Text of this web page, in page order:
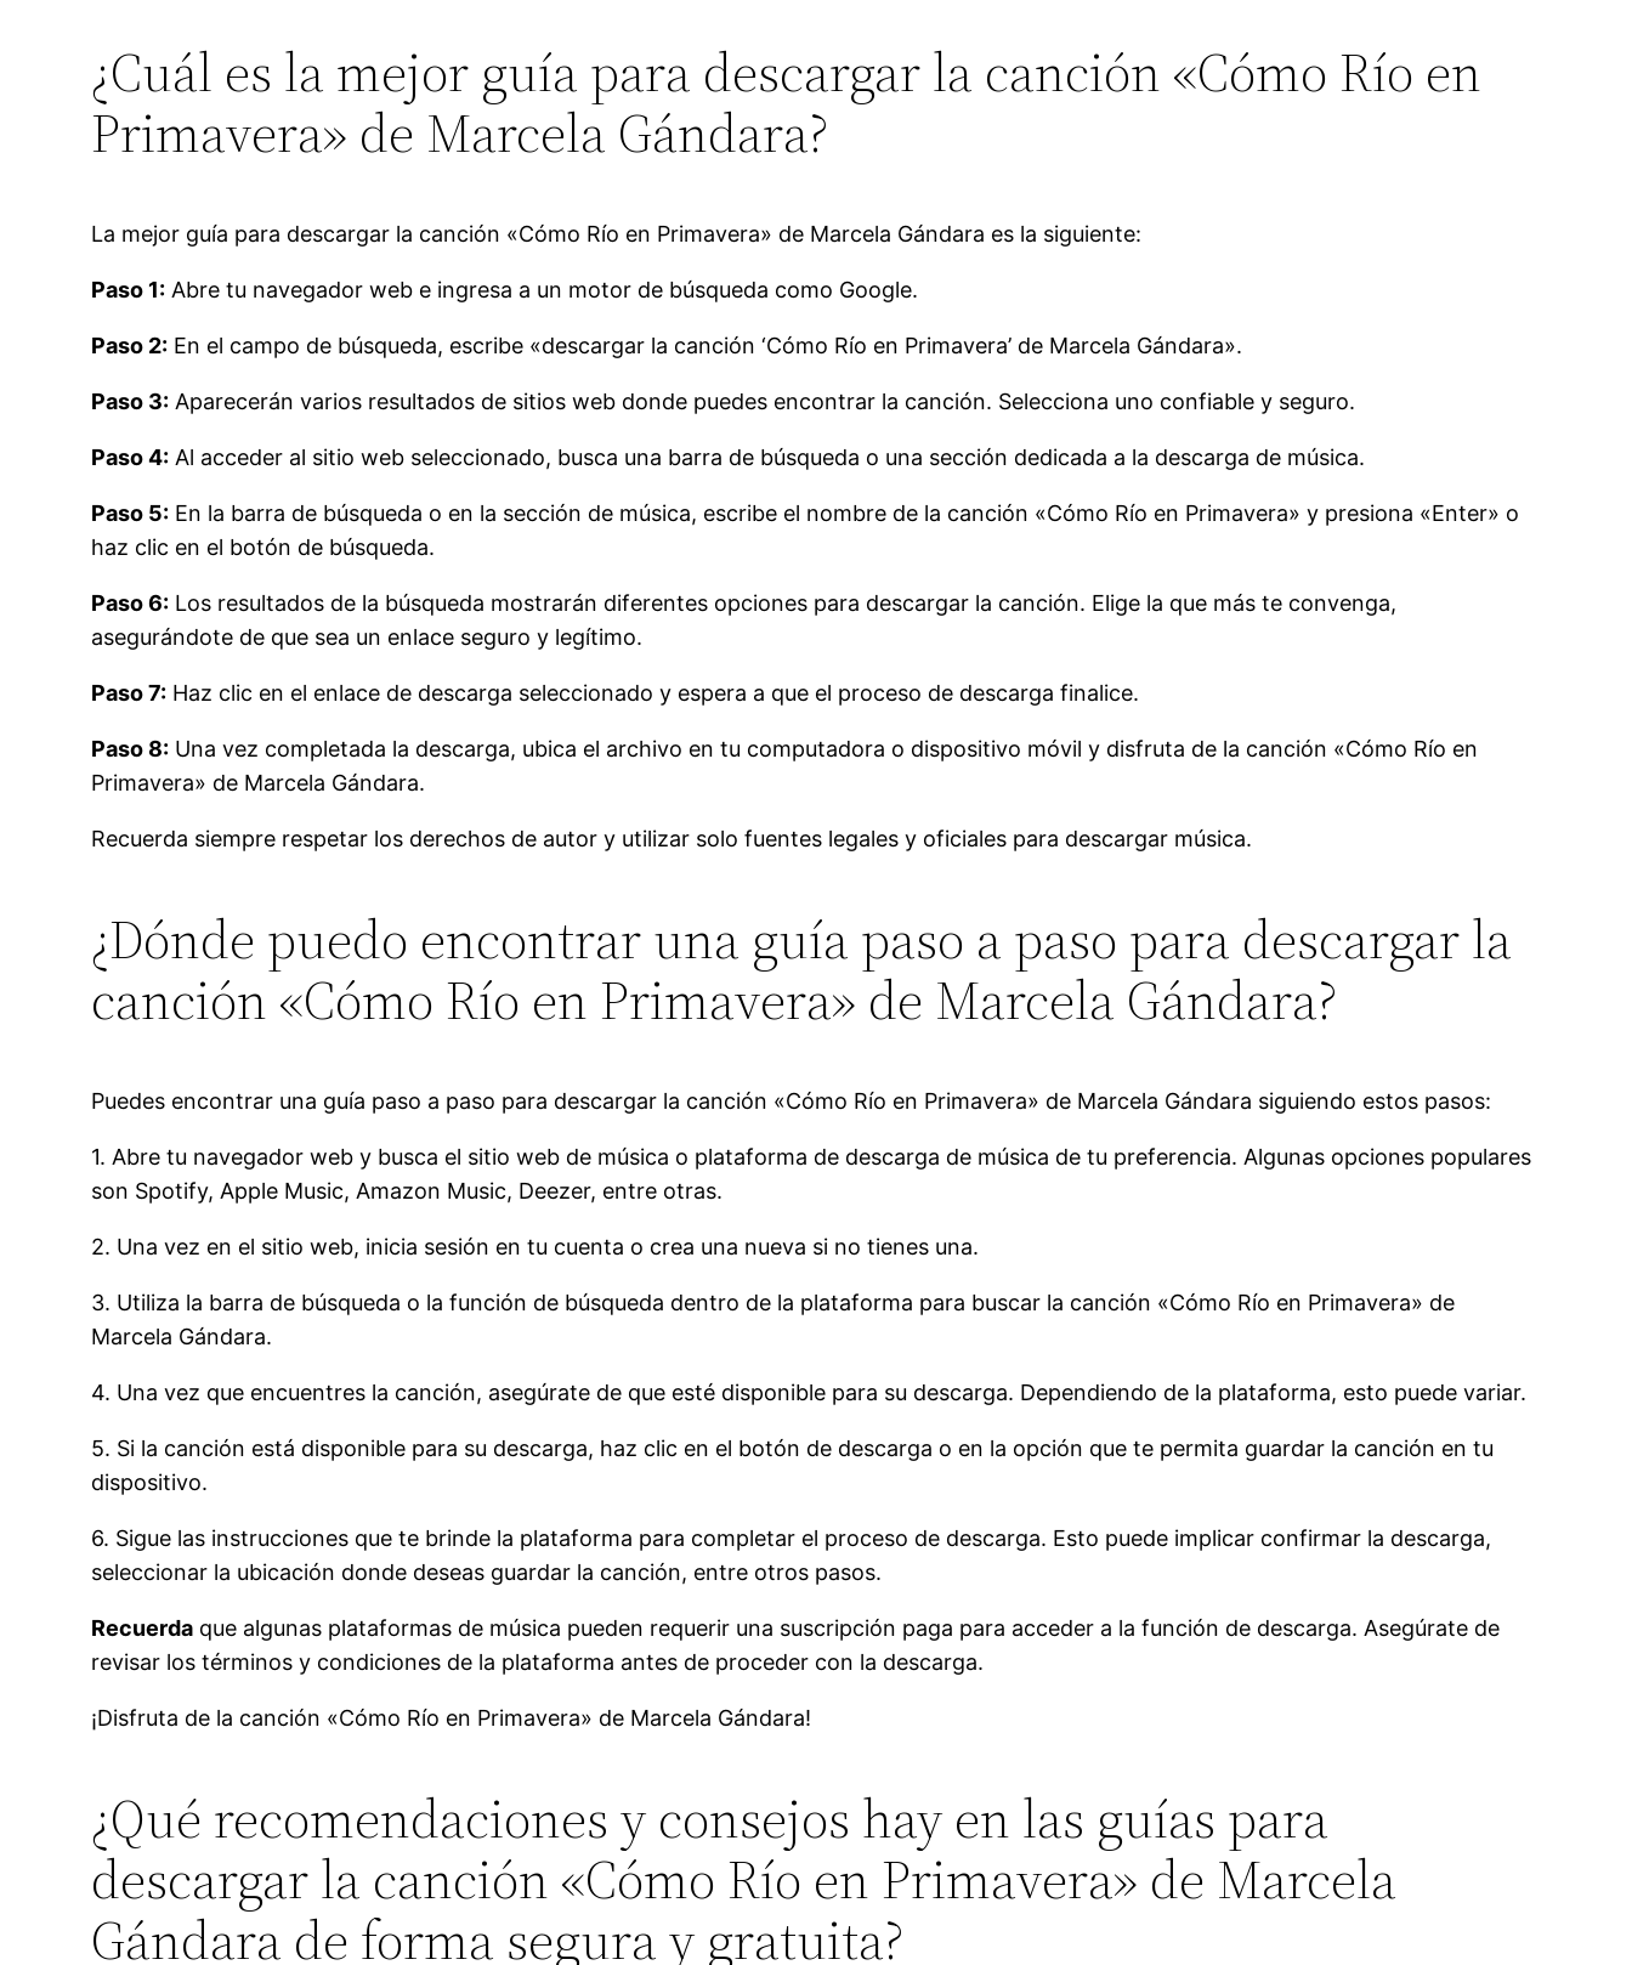
¿Cuál es la mejor guía para descargar la canción «Cómo Río en
Primavera» de Marcela Gándara?
La mejor guía para descargar la canción «Cómo Río en Primavera» de Marcela Gándara es la siguiente:
Paso 1: Abre tu navegador web e ingresa a un motor de búsqueda como Google.
Paso 2: En el campo de búsqueda, escribe «descargar la canción ‘Cómo Río en Primavera’ de Marcela Gándara».
Paso 3: Aparecerán varios resultados de sitios web donde puedes encontrar la canción. Selecciona uno confiable y seguro.
Paso 4: Al acceder al sitio web seleccionado, busca una barra de búsqueda o una sección dedicada a la descarga de música.
Paso 5: En la barra de búsqueda o en la sección de música, escribe el nombre de la canción «Cómo Río en Primavera» y presiona «Enter» o
haz clic en el botón de búsqueda.
Paso 6: Los resultados de la búsqueda mostrarán diferentes opciones para descargar la canción. Elige la que más te convenga,
asegurándote de que sea un enlace seguro y legítimo.
Paso 7: Haz clic en el enlace de descarga seleccionado y espera a que el proceso de descarga finalice.
Paso 8: Una vez completada la descarga, ubica el archivo en tu computadora o dispositivo móvil y disfruta de la canción «Cómo Río en
Primavera» de Marcela Gándara.
Recuerda siempre respetar los derechos de autor y utilizar solo fuentes legales y oficiales para descargar música.
¿Dónde puedo encontrar una guía paso a paso para descargar la
canción «Cómo Río en Primavera» de Marcela Gándara?
Puedes encontrar una guía paso a paso para descargar la canción «Cómo Río en Primavera» de Marcela Gándara siguiendo estos pasos:
1. Abre tu navegador web y busca el sitio web de música o plataforma de descarga de música de tu preferencia. Algunas opciones populares
son Spotify, Apple Music, Amazon Music, Deezer, entre otras.
2. Una vez en el sitio web, inicia sesión en tu cuenta o crea una nueva si no tienes una.
3. Utiliza la barra de búsqueda o la función de búsqueda dentro de la plataforma para buscar la canción «Cómo Río en Primavera» de
Marcela Gándara.
4. Una vez que encuentres la canción, asegúrate de que esté disponible para su descarga. Dependiendo de la plataforma, esto puede variar.
5. Si la canción está disponible para su descarga, haz clic en el botón de descarga o en la opción que te permita guardar la canción en tu
dispositivo.
6. Sigue las instrucciones que te brinde la plataforma para completar el proceso de descarga. Esto puede implicar confirmar la descarga,
seleccionar la ubicación donde deseas guardar la canción, entre otros pasos.
Recuerda que algunas plataformas de música pueden requerir una suscripción paga para acceder a la función de descarga. Asegúrate de
revisar los términos y condiciones de la plataforma antes de proceder con la descarga.
¡Disfruta de la canción «Cómo Río en Primavera» de Marcela Gándara!
¿Qué recomendaciones y consejos hay en las guías para
descargar la canción «Cómo Río en Primavera» de Marcela
Gándara de forma segura y gratuita?